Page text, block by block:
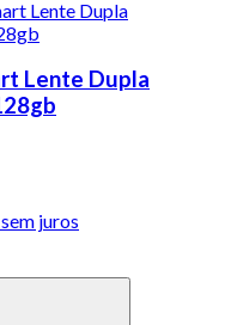
Lente Dupla
juros